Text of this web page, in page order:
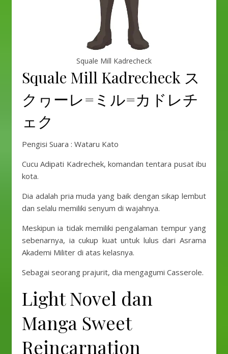
Squale Mill Kadrecheck
Squale Mill Kadrecheck ス
クヮーレ=ミル=カドレチ
ェク
Pengisi Suara : Wataru Kato
Cucu Adipati Kadrechek, komandan tentara pusat ibu
kota.
Dia adalah pria muda yang baik dengan sikap lembut
dan selalu memiliki senyum di wajahnya.
Meskipun ia tidak memiliki pengalaman tempur yang
sebenarnya, ia cukup kuat untuk lulus dari Asrama
Akademi Militer di atas kelasnya.
Sebagai seorang prajurit, dia mengagumi Casserole.
Light Novel dan
Manga Sweet
Reincarnation